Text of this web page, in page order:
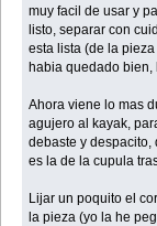
muy facil de usar y
listo, separar con
esta lista (de la
habia quedado
Ahora viene lo mas
agujero al kayak,
debaste y despacito,
es la de la cupula
Lijar un poquito el
la pieza (yo la he